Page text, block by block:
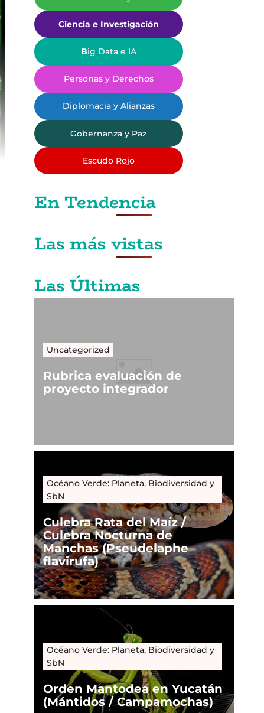
Ciencia e Investigación
Big Data e IA
Personas y Derechos
Diplomacia y Alianzas
Gobernanza y Paz
Escudo Rojo
En Tendencia
Las más vistas
Las Últimas
Uncategorized
Rubrica evaluación de
proyecto integrador
Océano Verde: Planeta, Biodiversidad y
SbN
Culebra Rata del Maíz /
Culebra Nocturna de
Manchas (Pseudelaphe
flavirufa)
Océano Verde: Planeta, Biodiversidad y
SbN
Orden Mantodea en Yucatán
(Mántidos / Campamochas)